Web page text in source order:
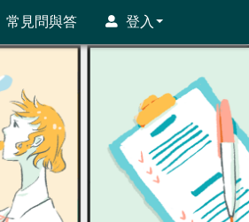
常見問與答 登入